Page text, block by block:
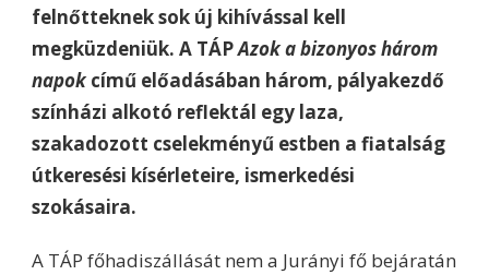
felnőtteknek sok új kihívással kell
megküzdeniük. A TÁPAzok a bizonyos három
napokcímű előadásában három, pályakezdő
színházi alkotó reflektál egy laza,
szakadozott cselekményű estben a fiatalság
útkeresési kísérleteire, ismerkedési
szokásaira.
A TÁP főhadiszállását nem a Jurányi fő bejáratán